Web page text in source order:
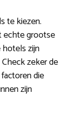
te kiezen.
echte grootse
zijn
zeker de
die
zijn